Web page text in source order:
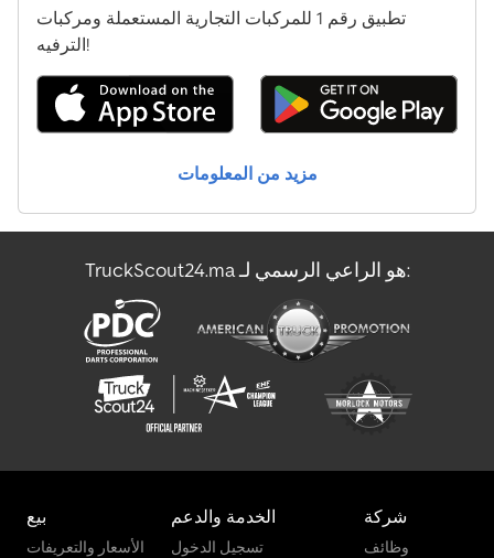
Mercedes-Benz Sprinter 316
Mercedes-Benz Sprinter 500
Scania P 400
المعدات الخاصة بتشغيل المطارات
شاحنة الخردة
شاحنة قلابة بكابل
شاحنة قلابة مع رافعة
مركبة الشحن
تطبيق رقم 1 للمركبات التجارية المستعملة ومركبات
الترفيه!
مزيد من المعلومات
TruckScout24.ma هو الراعي الرسمي لـ:
بيع
الأسعار والتعريفات
الخدمة والدعم
تسجيل الدخول
شركة
وظائف